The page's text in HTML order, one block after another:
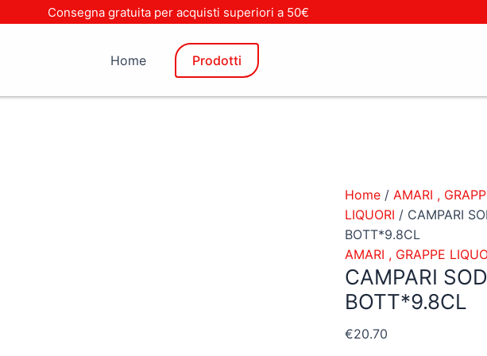
Consegna gratuita per acquisti superiori a 50€
Home Prodotti
Home/ AMARI ,
LIQUORI / CAMPARI
BOTT*9.8CL
AMARI , GRAPPE
CAMPARI
BOTT*9.8CL
€20.70
SODA